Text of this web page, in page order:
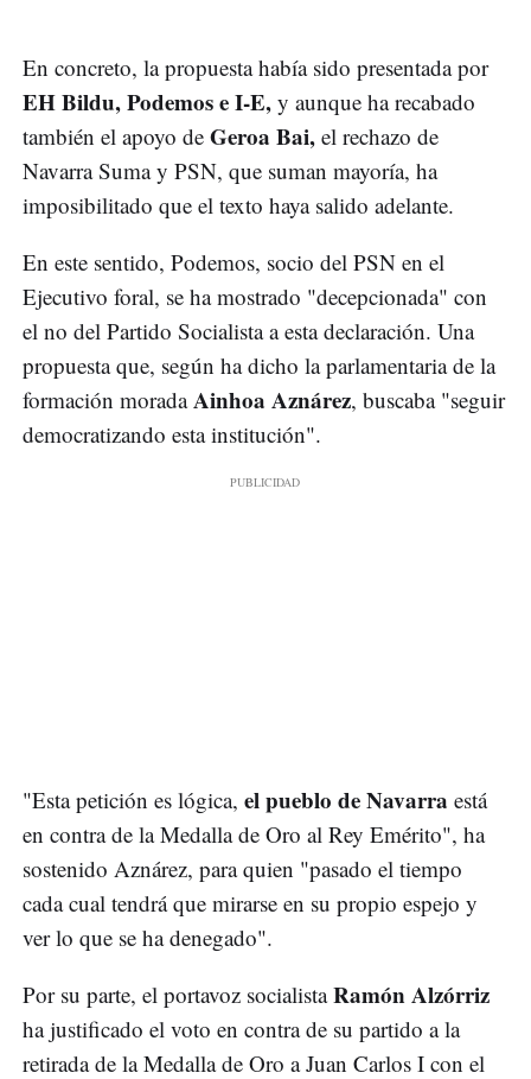
En concreto, la propuesta había sido presentada por
EH Bildu, Podemos e I-E, y aunque ha recabado
también el apoyo de Geroa Bai, el rechazo de
Navarra Suma y PSN, que suman mayoría, ha
imposibilitado que el texto haya salido adelante.
En este sentido, Podemos, socio del PSN en el
Ejecutivo foral, se ha mostrado "decepcionada" con
el no del Partido Socialista a esta declaración. Una
propuesta que, según ha dicho la parlamentaria de la
formación moradaAinhoa Aznárez, buscaba "seguir
democratizando esta institución".
"Esta petición es lógica, el pueblo de Navarra está
en contra de la Medalla de Oro al Rey Emérito", ha
sostenido Aznárez, para quien "pasado el tiempo
cada cual tendrá que mirarse en su propio espejo y
ver lo que se ha denegado".
Por su parte, el portavoz socialistaRamón Alzórriz
ha justificado el voto en contra de su partido a la
retirada de la Medalla de Oro a Juan Carlos I con el